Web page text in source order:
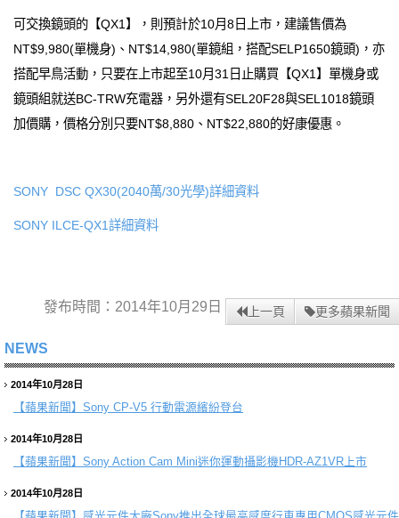
可交換鏡頭的【QX1】，則預計於10月8日上市，建議售價為
NT$9,980(單機身)、NT$14,980(單鏡組，搭配SELP1650鏡頭)，亦
搭配早鳥活動，只要在上市起至10月31日止購買【QX1】單機身或
鏡頭組就送BC-TRW充電器，另外還有SEL20F28與SEL1018鏡頭
加價購，價格分別只要NT$8,880、NT$22,880的好康優惠。
SONY DSC QX30(2040萬/30光學)詳細資料
SONY ILCE-QX1詳細資料
發布時間：2014年10月29日 上一頁 更多蘋果新聞
NEWS
2014年10月28日
【蘋果新聞】 Sony CP-V5 行動電源繽紛登台
2014年10月28日
【蘋果新聞】 Sony Action Cam Mini迷你運動攝影機HDR-AZ1VR上市
2014年10月28日